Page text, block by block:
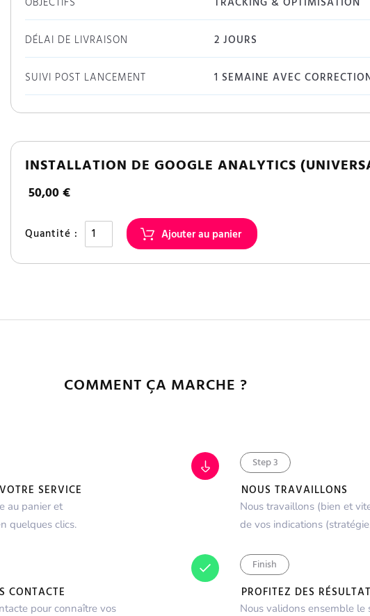
DÉLAI DE LIVRAISON 2 JOURS
SUIVI POST LANCEMENT 1 SEMAINE AVEC
INSTALLATION DE GOOGLE ANALYTICS
50,00 €
Quantité :
COMMENT ÇA MARCHE ?
SERVICE
au panier et
quelques clics.
CONTACTE
pour connaître vos
Step 3
NOUS TRAVAILLONS
Nous travaillons (bien et
de vos indications
Finish
PROFITEZ DES
Nous validons ensemble le